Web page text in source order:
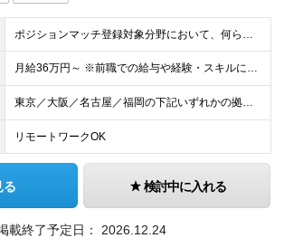
ポジションマッチ登録対象分野において、何らかの知識・経験がある方
月給36万円～ ※前職での給与や経験・スキルに応じて当社規定の上、優遇します ※試用期間4ヶ月あり（リフレッシュ休暇のみ、試用期間終了後となります。その他待遇に差異はありません）
東京／大阪／名古屋／福岡の下記いずれかの拠点での勤務となります ※各領域により異なります 東京：東京都千代田区大手町1-2-1Otemachi Oneタワー 大阪：大阪府大阪市北区大深町4‐20 グ
リモートワークOK
る 検討中に入れる
載終了予定日： 2026.12.24